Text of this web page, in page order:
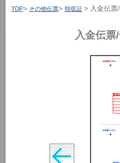
TOP> その他伝票> 領収証 > 入金伝票
入金伝